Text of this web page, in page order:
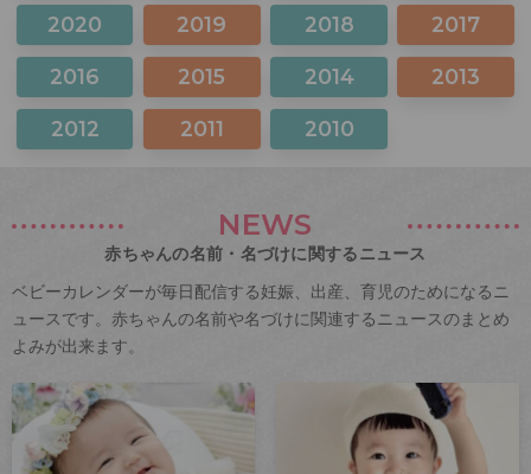
2020 2019 2018 2017
2016 2015 2014 2013
2012 2011 2010
NEWS
赤ちゃんの名前・名づけに関するニュース
ベビーカレンダーが毎日配信する妊娠、出産、育児のためになるニ
ュースです。赤ちゃんの名前や名づけに関連するニュースのまとめ
よみが出来ます。